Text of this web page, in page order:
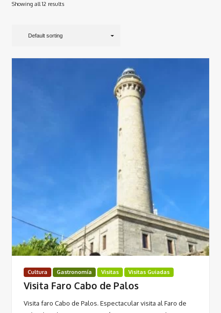
Showing all 12 results
Default sorting
Cultura Gastronomía Visitas Visitas Guiadas
Visita Faro Cabo de Palos
Visita faro Cabo de Palos. Espectacular visita al Faro de